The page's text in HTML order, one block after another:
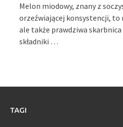
Melon miodowy, znany z
orzeźwiającej konsystencji, to
ale także prawdziwa
składniki …
TAGI